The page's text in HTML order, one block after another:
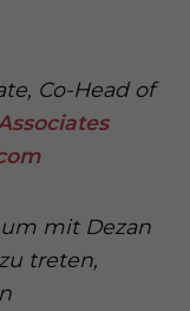
Co-Head of
mit Dezan
treten,